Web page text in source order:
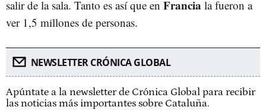
salir de la sala. Tanto es así que en Francia la fueron a
ver 1,5 millones de personas.
NEWSLETTER CRÓNICA GLOBAL
Apúntate a la newsletter de Crónica Global para recibir
las noticias más importantes sobre Cataluña.